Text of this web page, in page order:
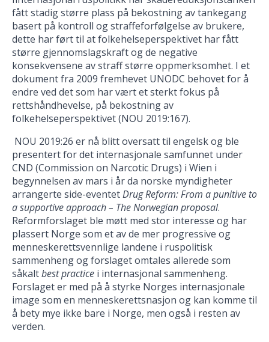
fått stadig større plass på bekostning av tankegang
basert på kontroll og straffeforfølgelse av brukere,
dette har ført til at folkehelseperspektivet har fått
større gjennomslagskraft og de negative
konsekvensene av straff større oppmerksomhet. I et
dokument fra 2009 fremhevet UNODC behovet for å
endre ved det som har vært et sterkt fokus på
rettshåndhevelse, på bekostning av
folkehelseperspektivet (NOU 2019:167).
NOU 2019:26 er nå blitt oversatt til engelsk og ble
presentert for det internasjonale samfunnet under
CND (Commission on Narcotic Drugs) i Wien i
begynnelsen av mars i år da norske myndigheter
arrangerte side-eventetDrug Reform: From a punitive to
a supportive approach – The Norwegian proposal.
Reformforslaget ble møtt med stor interesse og har
plassert Norge som et av de mer progressive og
menneskerettsvennlige landene i ruspolitisk
sammenheng og forslaget omtales allerede som
såkaltbest practice i internasjonal sammenheng.
Forslaget er med på å styrke Norges internasjonale
image som en menneskerettsnasjon og kan komme til
å bety mye ikke bare i Norge, men også i resten av
verden.